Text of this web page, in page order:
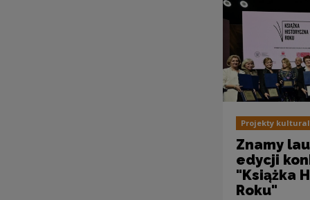
Projekty
Znamy
edycji
"Książka
Roku"